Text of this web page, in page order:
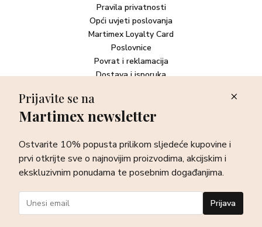
Pravila privatnosti
Opći uvjeti poslovanja
Martimex Loyalty Card
Poslovnice
Povrat i reklamacija
Dostava i isporuka
Newsletter
sve o najnovijim proizvodima, akcijskim i ekskluzivnim
ponudama te posebnim događanjima.
Prijava
Prijavite se na
Martimex newsletter
Ostvarite 10% popusta prilikom sljedeće kupovine i
prvi otkrijte sve o najnovijim proizvodima, akcijskim i
ekskluzivnim ponudama te posebnim događanjima.
Prijava